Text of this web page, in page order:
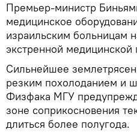
Премьер-министр
медицинское
израильским больницам
экстренной
Сильнейшее
резким похолоданием и
Физфака МГУ
зоне соприкосновения
длиться более полугода.